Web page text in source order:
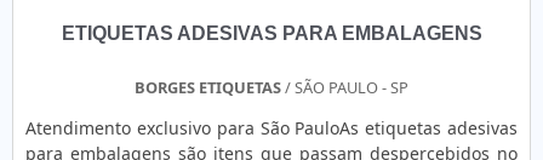
natural. Isso faz com que os clientes tenham certa
principais das embalagens e produtos. Etiquetas e rótulos
oferecendo sempre os mais qualificados produtos aos seus
ETIQUETAS ADESIVAS PARA EMBALAGENS
BORGES ETIQUETAS/ SÃO PAULO - SP
Atendimento exclusivo para São PauloAs etiquetas adesivas
para embalagens são itens que passam despercebidos no